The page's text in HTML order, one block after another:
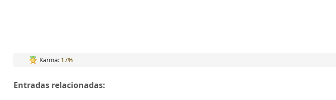
Karma: 17%
Entradas relacionadas: